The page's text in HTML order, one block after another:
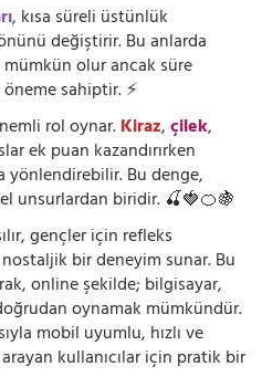
, kısa süreli üstünlük
değiştirir. Bu anlarda
olur ancak süre
sahiptir. ⚡
rol oynar.Kiraz,çilek,
ek puan kazandırırken
Bu denge,
unsurlardan biridir. 🍒🍓🍊🍇
gençler için refleks
bir deneyim sunar. Bu
online şekilde; bilgisayar,
oynamak mümkündür.
mobil uyumlu, hızlı ve
kullanıcılar için pratik bir